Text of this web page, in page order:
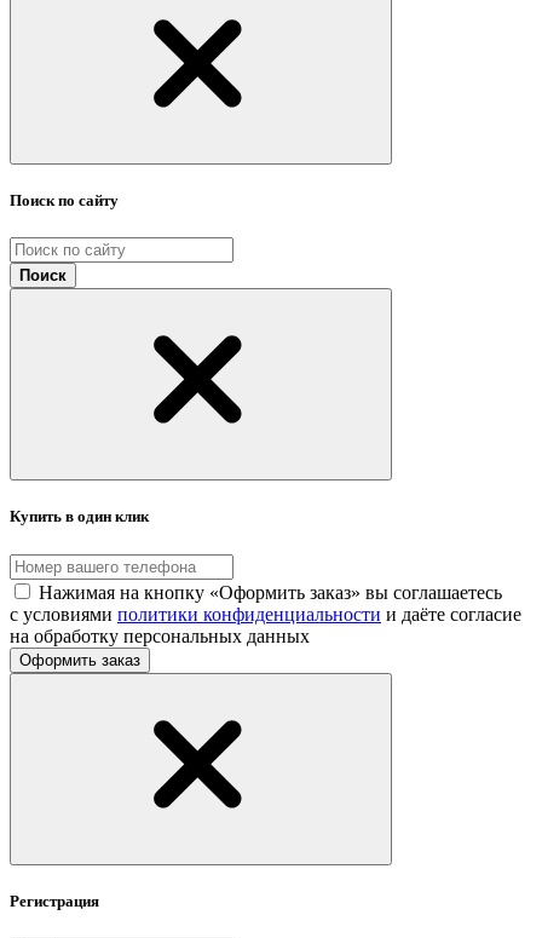
Поиск по сайту
Поиск
Купить в один клик
Нажимая на кнопку «Оформить заказ» вы соглашаетесь
с условиями политики конфиденциальности и даёте согласие
на обработку персональных данных
Оформить заказ
Регистрация